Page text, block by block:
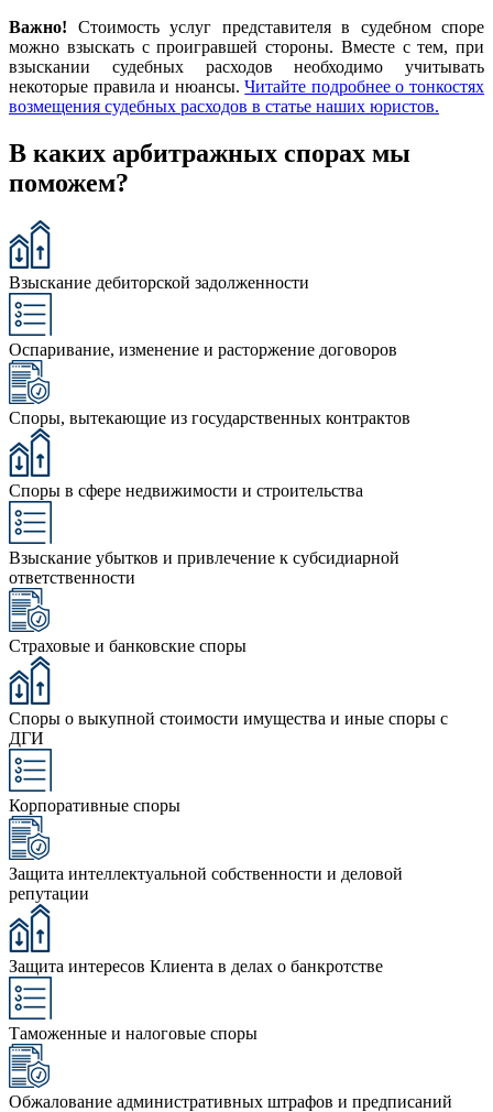
Важно! Стоимость услуг представителя в судебном споре
можно взыскать с проигравшей стороны. Вместе с тем, при
взыскании судебных расходов необходимо учитывать
некоторые правила и нюансы.Читайте подробнее о тонкостях
возмещения судебных расходов в статье наших юристов.
В каких арбитражных спорах мы
поможем?
Взыскание дебиторской задолженности
Оспаривание, изменение и расторжение договоров
Споры, вытекающие из государственных контрактов
Споры в сфере недвижимости и строительства
Взыскание убытков и привлечение к субсидиарной
ответственности
Страховые и банковские споры
Споры о выкупной стоимости имущества и иные споры с
ДГИ
Корпоративные споры
Защита интеллектуальной собственности и деловой
репутации
Защита интересов Клиента в делах о банкротстве
Таможенные и налоговые споры
Обжалование административных штрафов и предписаний